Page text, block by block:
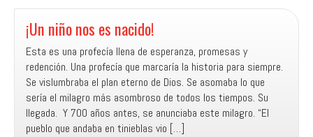
mundo
hostil
¡Un niño nos es nacido!
Esta es una profecía llena de esperanza, promesas y
redención. Una profecía que marcaría la historia para siempre.
Se vislumbraba el plan eterno de Dios. Se asomaba lo que
sería el milagro más asombroso de todos los tiempos. Su
llegada. Y 700 años antes, se anunciaba este milagro. “El
pueblo que andaba en tinieblas vio […]